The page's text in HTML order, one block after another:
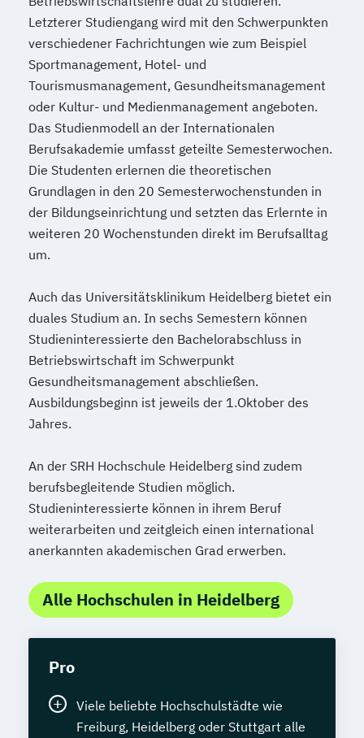
Letzterer Studiengang wird mit den Schwerpunkten
verschiedener Fachrichtungen wie zum Beispiel
Sportmanagement, Hotel- und
Tourismusmanagement, Gesundheitsmanagement
oder Kultur- und Medienmanagement angeboten.
Das Studienmodell an der Internationalen
Berufsakademie umfasst geteilte Semesterwochen.
Die Studenten erlernen die theoretischen
Grundlagen in den 20 Semesterwochenstunden in
der Bildungseinrichtung und setzten das Erlernte in
weiteren 20 Wochenstunden direkt im Berufsalltag
um.
Auch das Universitätsklinikum Heidelberg bietet ein
duales Studium an. In sechs Semestern können
Studieninteressierte den Bachelorabschluss in
Betriebswirtschaft im Schwerpunkt
Gesundheitsmanagement abschließen.
Ausbildungsbeginn ist jeweils der 1.Oktober des
Jahres.
An der SRH Hochschule Heidelberg sind zudem
berufsbegleitende Studien möglich.
Studieninteressierte können in ihrem Beruf
weiterarbeiten und zeitgleich einen international
anerkannten akademischen Grad erwerben.
Alle Hochschulen in Heidelberg
Pro
Viele beliebte Hochschulstädte wie
Freiburg, Heidelberg oder Stuttgart alle